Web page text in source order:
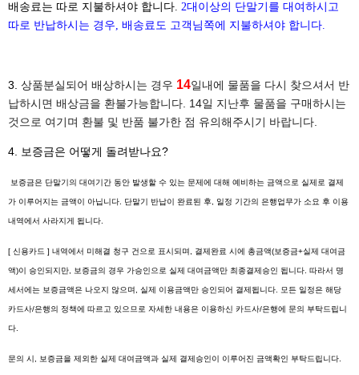
배송료는 따로 지불하셔야 합니다. 2대이상의 단말기를 대여하시고
따로 반납하시는 경우, 배송료도 고객님쪽에 지불하셔야 합니다.
3. 상품분실되어 배상하시는 경우 14일내에 물품을 다시 찾으셔서 반
납하시면 배상금을 환불가능합니다. 14일 지난후 물품을 구매하시는
것으로 여기며 환불 및 반품 불가한 점 유의해주시기 바랍니다.
4. 보증금은 어떻게 돌려받나요?
보증금은 단말기의 대여기간 동안 발생할 수 있는 문제에 대해 예비하는 금액으로 실제로 결제
가 이루어지는 금액이 아닙니다. 단말기 반납이 완료된 후, 일정 기간의 은행업무가 소요 후 이용
내역에서 사라지게 됩니다.
[ 신용카드 ] 내역에서 미해결 청구 건으로 표시되며, 결제완료 시에 총금액(보증금+실제 대여금
액)이 승인되지만, 보증금의 경우 가승인으로 실제 대여금액만 최종결제승인 됩니다. 따라서 명
세서에는 보증금액은 나오지 않으며, 실제 이용금액만 승인되어 결제됩니다. 모든 일정은 해당
카드사/은행의 정책에 따르고 있으므로 자세한 내용은 이용하신 카드사/은행에 문의 부탁드립니
다.
문의 시, 보증금을 제외한 실제 대여금액과 실제 결제승인이 이루어진 금액확인 부탁드립니다.